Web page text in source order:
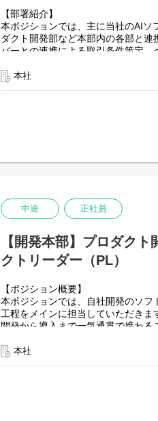
【ミッション】
自社プロダクトを「現場で使われ続
当チームは「GWES」のプロダク
【業務内容】
・運用フェーズでの問いあわせ調査
・プロジェクトで追加した機能に
■業務内容の変更の範囲
（雇い入れ直後）求人本文に記載の
（変更の範囲）会社の定める業務
【ポジションの魅力】
要件定義から現場導入まで一気通
• 物流の業務知識向上：
現場での「あるある」や知見が、そ
す。
【部署紹介】
本ポジションでは、主に当社のAIソ
ダクト開発部など本部内の各部と
バーとの連携による取引条件策定、
ていただきます。
主な顧客属性は、グローバル企業
大手ソフトウェアベンダーやSIer
「GWES」を通じた物流現場の構
化へ繋げることで、物流現場のDX
【業務内容と比率】
1．新規セールス
（当社製品への興味喚起・顧客の
的なアカウントマネジメント）：70%
2．導入連携（導入プロジェクト推
3．ポストセールス（既存顧客との
■業務内容の変更の範囲
（雇い入れ直後）求人本文に記載の
（変更の範囲）会社の定める業務
【ポジションの魅力】
・市場価値：希少な「DXセールス
・やりがい：プロダクトを育てる
本社
中途 正社員
【開発本部】プロダク
クトリーダー（PL）
【ポジション概要】
本ポジションでは、自社開発のソ
工程をメインに担当していただきま
開発から導入まで一気通貫で携わ
また、チーム内にはWMS開発の経
を活かして活躍しています。同じ
本社